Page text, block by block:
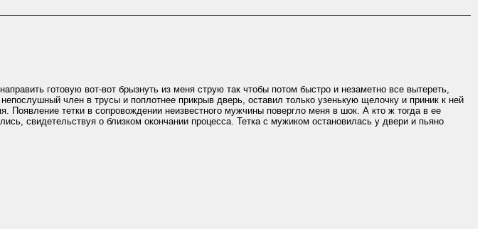
готовую вот-вот брызнуть из меня струю так чтобы потом быстро и незаметно все вытереть,
член в трусы и поплотнее прикрыв дверь, оставил только узенькую щелочку и приник к ней
Появление тетки в сопровождении неизвестного мужчины повергло меня в шок. А кто ж тогда в ее
свидетельствуя о близком окончании процесса. Тетка с мужиком остановилась у двери и пьяно